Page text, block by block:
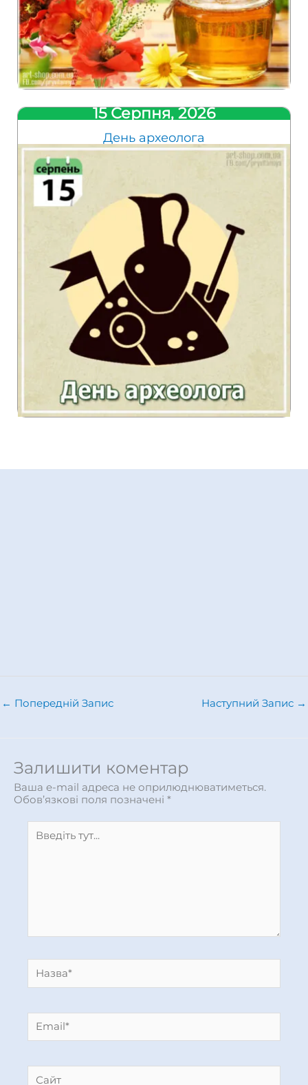
15 Серпня, 2026
День археолога
← Попередній Запис Наступний Запис →
Залишити коментар
Ваша e-mail адреса не оприлюднюватиметься.
Обов’язкові поля позначені *
тут...